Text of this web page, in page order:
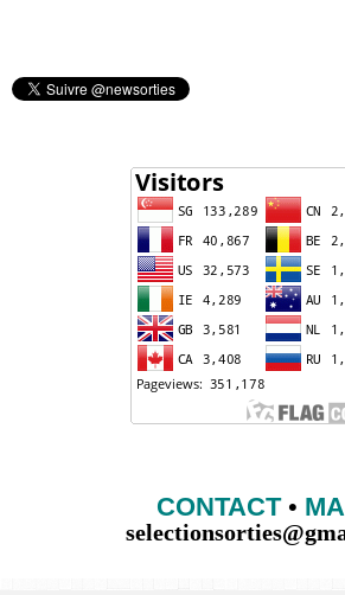
CONTACT•